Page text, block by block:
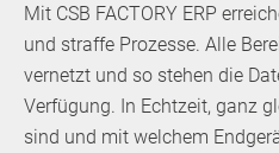
Mit CSB FACTORY ERP
und straffe Prozesse. Alle
vernetzt und so stehen die
Verfügung. In Echtzeit, ganz
sind und mit welchem